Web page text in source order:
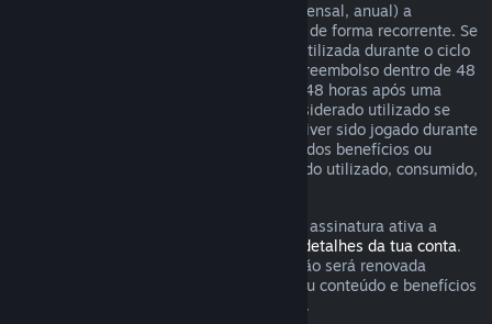
O Steam oferece acesso periódico (ex.: mensal, anual) a
determinados conteúdos e serviços, pago de forma recorrente. Se
uma assinatura renovável não tiver sido utilizada durante o ciclo
de cobrança corrente, podes solicitar um reembolso dentro de 48
horas após a compra inicial ou dentro de 48 horas após uma
renovação automática. O conteúdo é considerado utilizado se
algum dos jogos incluídos na assinatura tiver sido jogado durante
o ciclo de cobrança corrente ou se algum dos benefícios ou
descontos incluídos na assinatura tiver sido utilizado, consumido,
Tem em atenção que podes cancelar uma assinatura ativa a
página de detalhes da tua conta.
Uma vez cancelada, a tua assinatura já não será renovada
automaticamente mas terás acesso ao seu conteúdo e benefícios
até ao final do ciclo de cobrança corrente.